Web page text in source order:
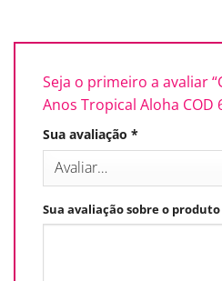
Seja o primeiro a avaliar
Anos Tropical Aloha COD
Sua avaliação *
Sua avaliação sobre o produto